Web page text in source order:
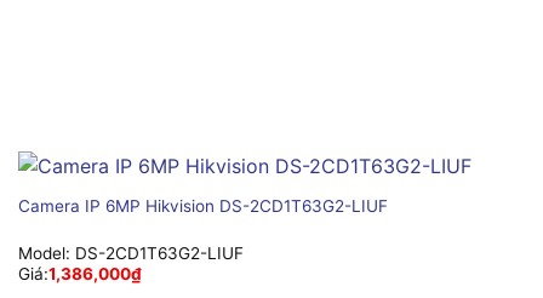
Camera IP 6MP Hikvision DS-2CD1T63G2-LIUF
Model: DS-2CD1T63G2-LIUF
Giá:1,386,000₫